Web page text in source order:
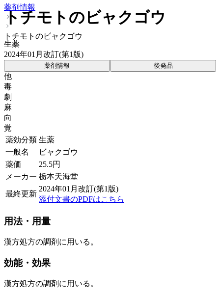
薬剤情報
トチモトのビャクゴウ
トチモトのビャクゴウ
生薬
2024年01月改訂(第1版)
薬剤情報 後発品
他
毒
劇
麻
向
覚
薬効分類 生薬
一般名
ビャクゴウ
薬価
25.5円
メーカー 栃本天海堂
最終更新
2024年01月改訂(第1版)
添付文書のPDFはこちら
用法・用量
漢方処方の調剤に用いる。
効能・効果
漢方処方の調剤に用いる。